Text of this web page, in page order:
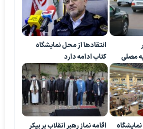
مصلی
انتقادها از محل نمایشگاه
کتاب ادامه دارد
اقامه نماز رهبر انقلاب بر پیکر